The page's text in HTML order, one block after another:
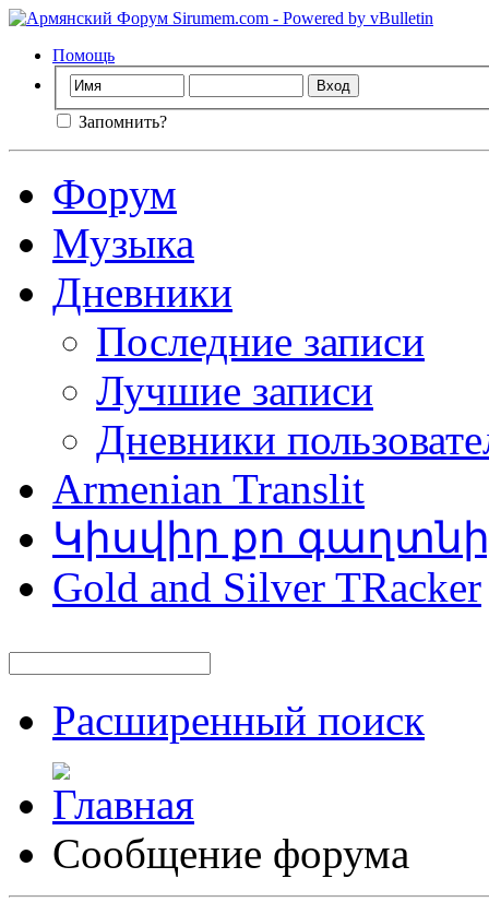
Помощь
Запомнить?
Форум
Музыка
Дневники
Последние записи
Лучшие записи
Дневники
Armenian Translit
Կիսվիր քո
Gold and Silver TRacker
Расширенный поиск
Сообщение форума